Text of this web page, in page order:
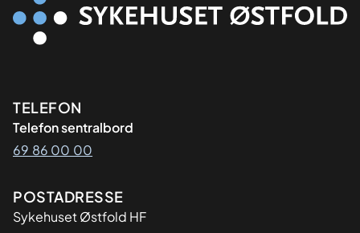
Kontaktinformasjon
TELEFON
Telefon sentralbord
69 86 00 00
Adresse
POSTADRESSE
Sykehuset Østfold HF